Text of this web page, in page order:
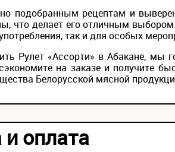
подобранным рецептам и
что делает его отличным
так и для особых
Рулет «Ассорти» в Абакане,
на заказе и получите
Белорусской мясной
оплата